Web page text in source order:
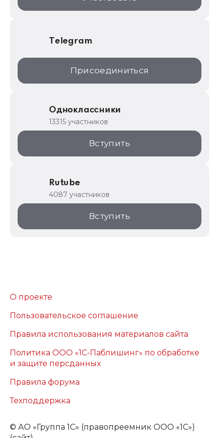
Telegram
Присоединиться
Одноклассники
13315 участников
Вступить
Rutube
4087 участников
Вступить
О проекте
Пользовательское соглашение
Правила использования материалов сайта
Политика ООО «1С-Паблишинг» по обработке
и защите персданных
Правила форума
Техподдержка
© АО «Группа 1С» (правопреемник ООО «1С»)